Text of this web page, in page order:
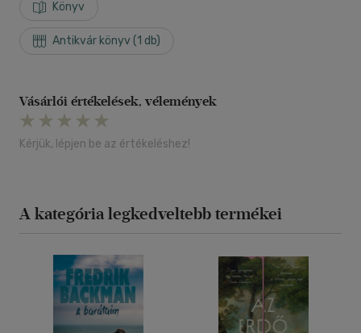
Könyv
Antikvár könyv (1 db)
Vásárlói értékelések, vélemények
Kérjük, lépjen be az értékeléshez!
A kategória legkedveltebb termékei